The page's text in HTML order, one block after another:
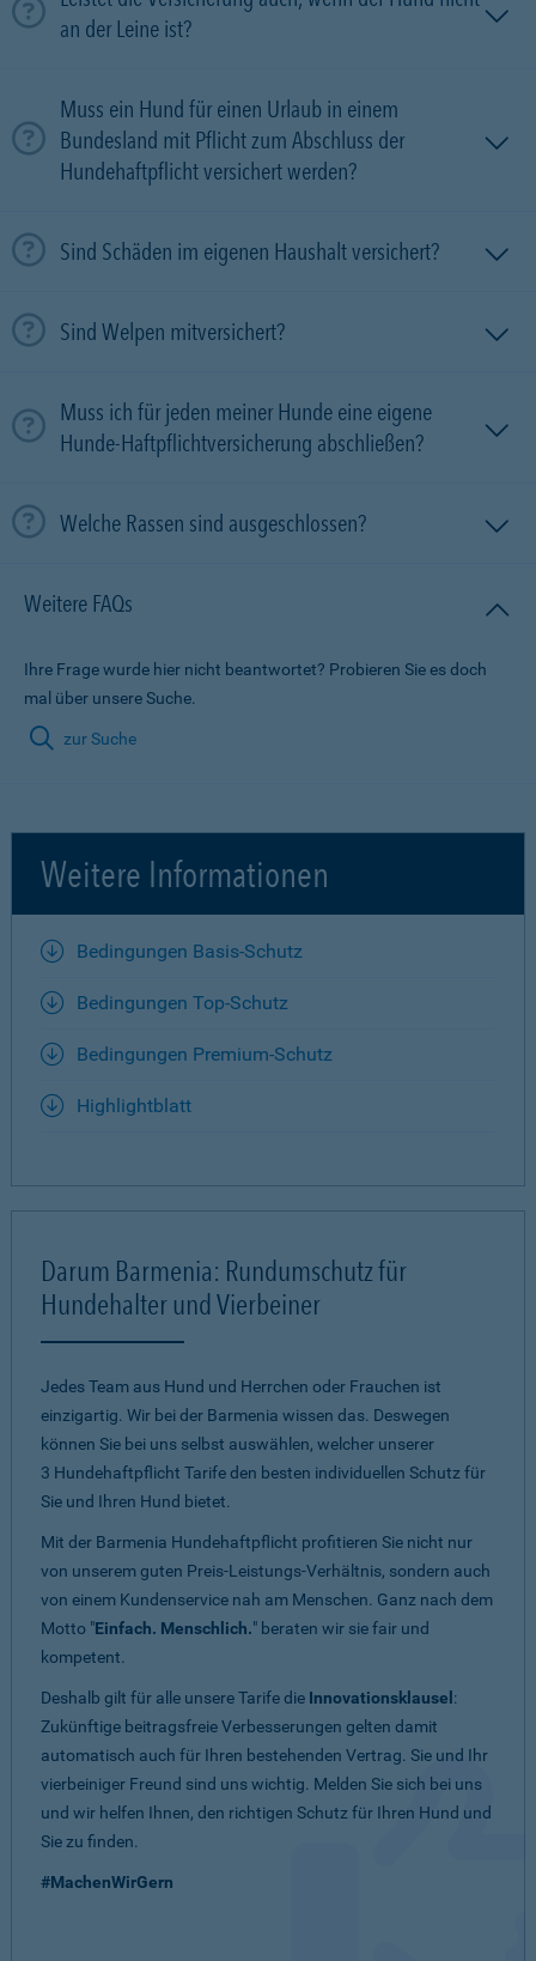
an der Leine ist?
Muss ein Hund für einen Urlaub in einem
Bundesland mit Pflicht zum Abschluss der
Hundehaftpflicht versichert werden?
Sind Schäden im eigenen Haushalt versichert?
Sind Welpen mitversichert?
Muss ich für jeden meiner Hunde eine eigene
Hunde-Haftpflichtversicherung abschließen?
Welche Rassen sind ausgeschlossen?
Weitere FAQs
Ihre Frage wurde hier nicht beantwortet? Probieren Sie es doch
mal über unsere Suche.
zur Suche
Weitere Informationen
Bedingungen Basis-Schutz
Bedingungen Top-Schutz
Bedingungen Premium-Schutz
Highlightblatt
Darum Barmenia: Rundumschutz für
Hundehalter und Vierbeiner
Jedes Team aus Hund und Herrchen oder Frauchen ist
einzigartig. Wir bei der Barmenia wissen das. Deswegen
können Sie bei uns selbst auswählen, welcher unserer
3 Hundehaftpflicht Tarife den besten individuellen Schutz für
Sie und Ihren Hund bietet.
Mit der Barmenia Hundehaftpflicht profitieren Sie nicht nur
von unserem guten Preis-Leistungs-Verhältnis, sondern auch
von einem Kundenservice nah am Menschen. Ganz nach dem
Motto "Einfach. Menschlich." beraten wir sie fair und
kompetent.
Deshalb gilt für alle unsere Tarife die Innovationsklausel :
Zukünftige beitragsfreie Verbesserungen gelten damit
automatisch auch für Ihren bestehenden Vertrag. Sie und Ihr
vierbeiniger Freund sind uns wichtig. Melden Sie sich bei uns
und wir helfen Ihnen, den richtigen Schutz für Ihren Hund und
Sie zu finden.
#MachenWirGern